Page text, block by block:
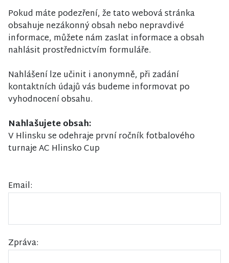
Pokud máte podezření, že tato webová stránka
obsahuje nezákonný obsah nebo nepravdivé
informace, můžete nám zaslat informace a obsah
nahlásit prostřednictvím formuláře.
Nahlášení lze učinit i anonymně, při zadání
kontaktních údajů vás budeme informovat po
vyhodnocení obsahu.
Nahlašujete obsah:
V Hlinsku se odehraje první ročník fotbalového
turnaje AC Hlinsko Cup
Email:
Zpráva: